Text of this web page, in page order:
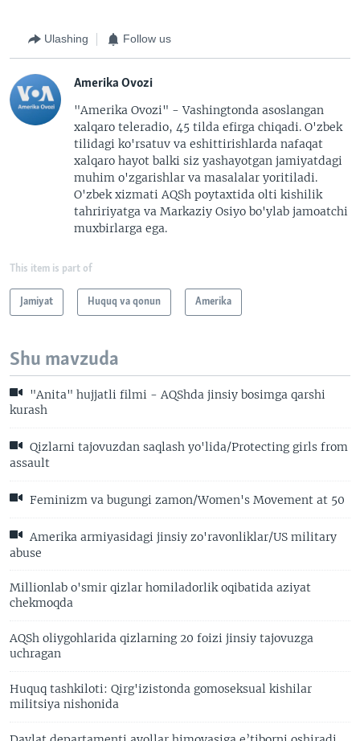
Ulashing Follow us
Amerika Ovozi
"Amerika Ovozi" - Vashingtonda asoslangan
xalqaro teleradio, 45 tilda efirga chiqadi. O'zbek
tilidagi ko'rsatuv va eshittirishlarda nafaqat
xalqaro hayot balki siz yashayotgan jamiyatdagi
muhim o'zgarishlar va masalalar yoritiladi.
O'zbek xizmati AQSh poytaxtida olti kishilik
tahririyatga va Markaziy Osiyo bo'ylab jamoatchi
muxbirlarga ega.
This item is part of
Jamiyat Huquq va qonun Amerika
Shu mavzuda
"Anita" hujjatli filmi - AQShda jinsiy bosimga qarshi
kurash
Qizlarni tajovuzdan saqlash yo'lida/Protecting girls from
assault
Feminizm va bugungi zamon/Women's Movement at 50
Amerika armiyasidagi jinsiy zo'ravonliklar/US military
abuse
Millionlab o'smir qizlar homiladorlik oqibatida aziyat
chekmoqda
AQSh oliygohlarida qizlarning 20 foizi jinsiy tajovuzga
uchragan
Huquq tashkiloti: Qirg'izistonda gomoseksual kishilar
militsiya nishonida